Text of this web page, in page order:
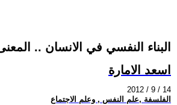
البناء النفسي في الانسان ..
اسعد الامارة
2012 / 9 / 14
الفلسفة ,علم النفس , وعلم الاجتماع